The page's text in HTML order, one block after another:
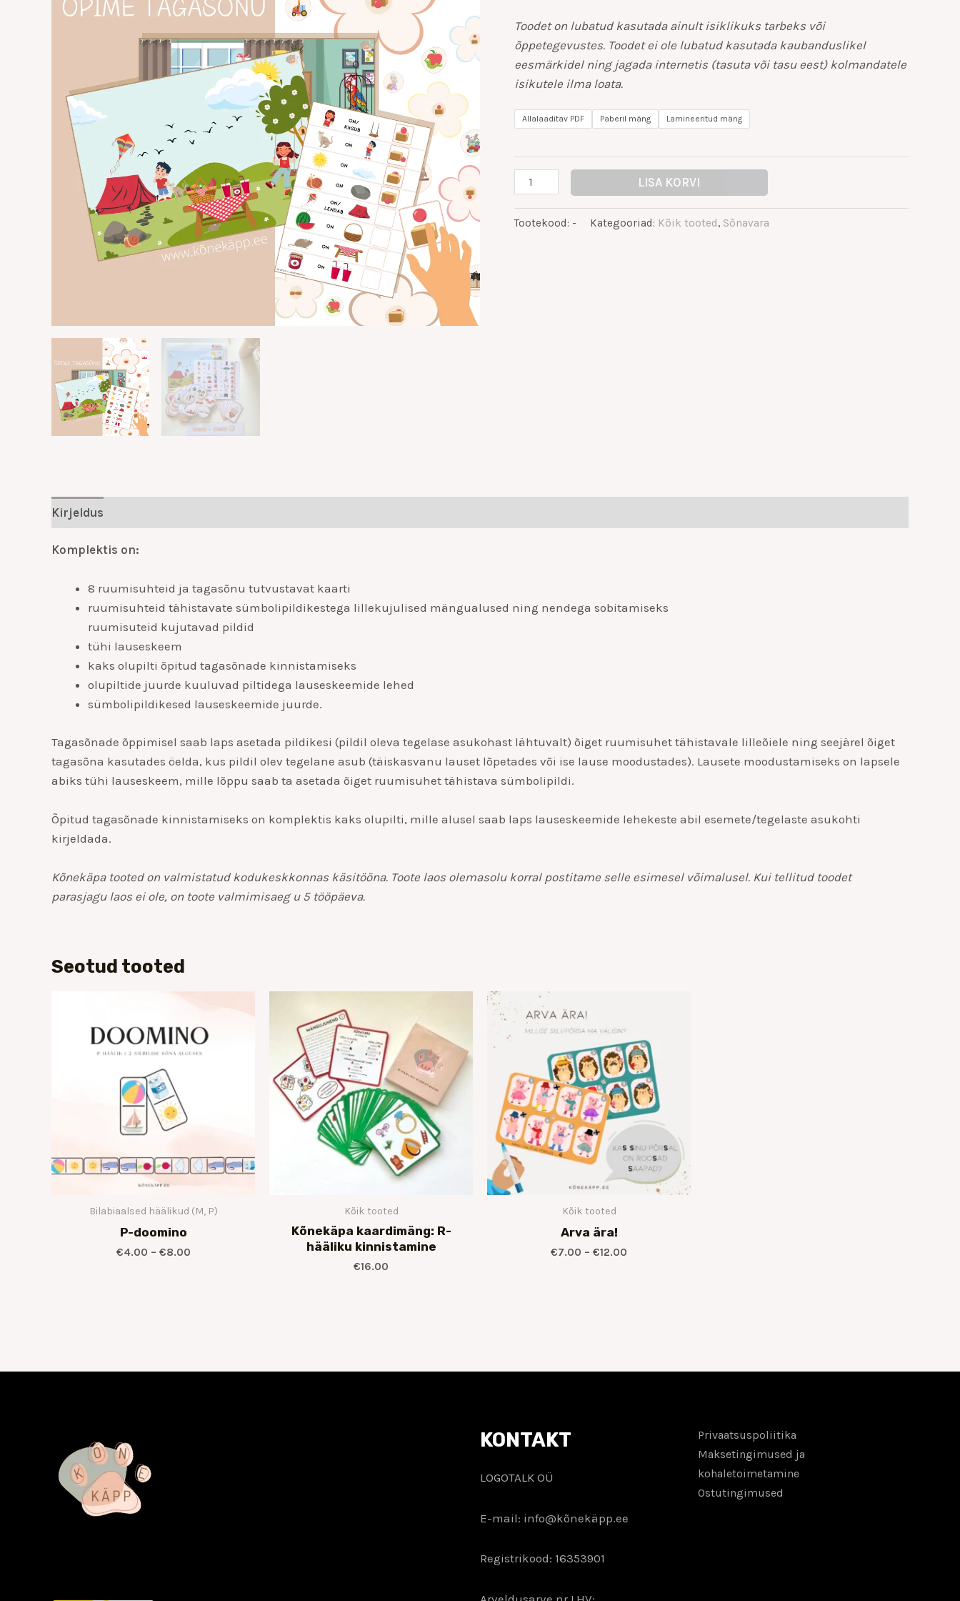
Toodet on lubatud kasutada ainult isiklikuks tarbeks või
õppetegevustes. Toodet ei ole lubatud kasutada kaubanduslikel
eesmärkidel ning jagada internetis (tasuta või tasu eest) kolmandatele
isikutele ilma loata.
Allalaaditav PDF Paberil mäng Lamineeritud mäng
LISA KORVI
Tootekood: - Kategooriad: Kõik tooted , Sõnavara
Kirjeldus
Komplektis on:
8 ruumisuhteid ja tagasõnu tutvustavat kaarti
ruumisuhteid tähistavate sümbolipildikestega lillekujulised mängualused ning nendega sobitamiseks
ruumisuteid kujutavad pildid
tühi lauseskeem
kaks olupilti õpitud tagasõnade kinnistamiseks
olupiltide juurde kuuluvad piltidega lauseskeemide lehed
sümbolipildikesed lauseskeemide juurde.
Tagasõnade õppimisel saab laps asetada pildikesi (pildil oleva tegelase asukohast lähtuvalt) õiget ruumisuhet tähistavale lilleõiele ning seejärel õiget
tagasõna kasutades öelda, kus pildil olev tegelane asub (täiskasvanu lauset lõpetades või ise lause moodustades). Lausete moodustamiseks on lapsele
abiks tühi lauseskeem, mille lõppu saab ta asetada õiget ruumisuhet tähistava sümbolipildi.
Õpitud tagasõnade kinnistamiseks on komplektis kaks olupilti, mille alusel saab laps lauseskeemide lehekeste abil esemete/tegelaste asukohti
kirjeldada.
Kõnekäpa tooted on valmistatud kodukeskkonnas käsitööna. Toote laos olemasolu korral postitame selle esimesel võimalusel. Kui tellitud toodet
parasjagu laos ei ole, on toote valmimisaeg u 5 tööpäeva.
Seotud tooted
Bilabiaalsed häälikud (M, P)
P-doomino
€4.00 – €8.00
kuni
€8.00
Kõik tooted
Kõnekäpa kaardimäng: R-
hääliku kinnistamine
€16.00
Kõik tooted
Arva ära!
€7.00 – €12.00
€12.00
KONTAKT
LOGOTALK OÜ
E-mail: info@kõnekäpp.ee
Registrikood: 16353901
Privaatsuspoliitika
Maksetingimused ja
kohaletoimetamine
Ostutingimused